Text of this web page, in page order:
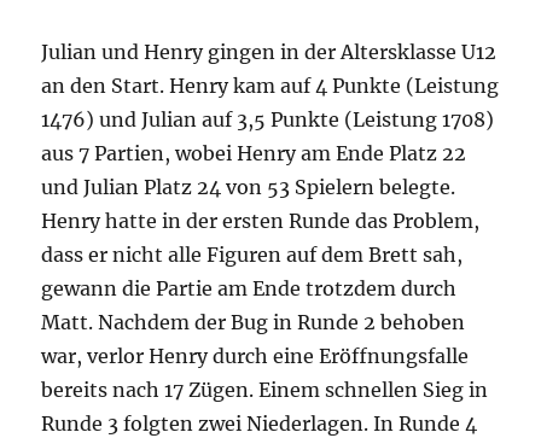
Julian und Henry gingen in der Altersklasse U12
an den Start. Henry kam auf 4 Punkte (Leistung
1476) und Julian auf 3,5 Punkte (Leistung 1708)
aus 7 Partien, wobei Henry am Ende Platz 22
und Julian Platz 24 von 53 Spielern belegte.
Henry hatte in der ersten Runde das Problem,
dass er nicht alle Figuren auf dem Brett sah,
gewann die Partie am Ende trotzdem durch
Matt. Nachdem der Bug in Runde 2 behoben
war, verlor Henry durch eine Eröffnungsfalle
bereits nach 17 Zügen. Einem schnellen Sieg in
Runde 3 folgten zwei Niederlagen. In Runde 4